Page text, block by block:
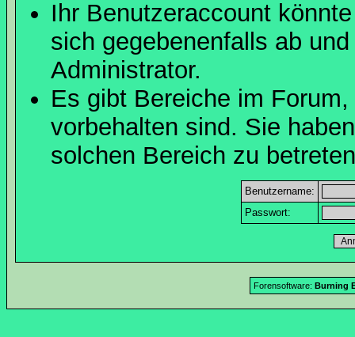
Ihr Benutzeraccount
sich gegebenenfalls ab
Administrator.
Es gibt Bereiche im
vorbehalten sind. Sie
solchen Bereich zu
Benutzername:
Passwort:
Forensoftware: Burning